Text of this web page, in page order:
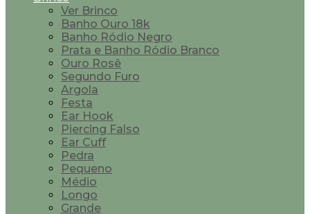
Ver Brinco
Banho Ouro 18k
Banho Ródio Negro
Prata e Banho Ródio Branco
Ouro Rosê
Segundo Furo
Argola
Festa
Ear Hook
Piercing Falso
Ear Cuff
Pedra
Pequeno
Médio
Longo
Grande